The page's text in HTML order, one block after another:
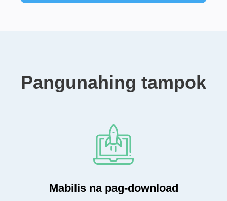
Pangunahing tampok
Mabilis na pag-download